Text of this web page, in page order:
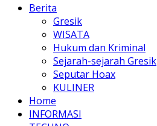
Berita
Gresik
WISATA
Hukum dan Kriminal
Sejarah-sejarah Gresik
Seputar Hoax
KULINER
Home
INFORMASI